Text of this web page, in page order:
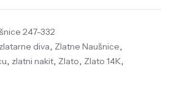
247-332
zlatarne diva, Zlatne Naušnice,
, zlatni nakit, Zlato, Zlato 14K,